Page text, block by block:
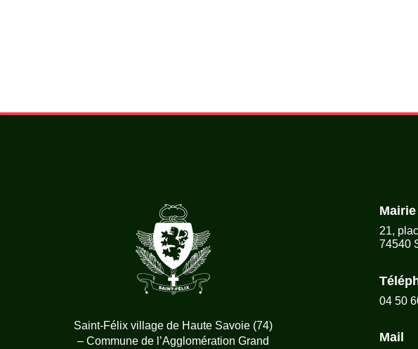
Saint-Félix village de Haute Savoie (74)
– Commune de l’Agglomération Grand
21,
74540
04 50
Mail